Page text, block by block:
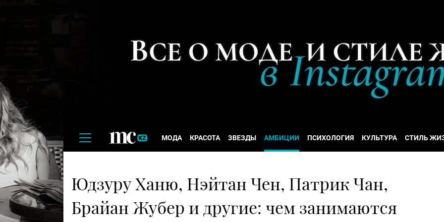
МОДА КРАСОТА ЗВЕЗДЫ АМБИЦИИ ПСИХОЛОГИЯ КУЛЬТУРА СТИЛЬ
Юдзуру Ханю, Нэйтан Чен, Патрик Чан,
Брайан Жубер и другие: чем занимаются